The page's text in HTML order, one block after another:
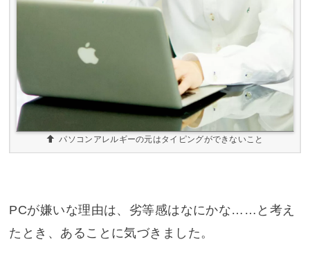
パソコンアレルギーの元はタイピングができないこと
PCが嫌いな理由は、劣等感はなにかな……と考え
たとき、あることに気づきました。